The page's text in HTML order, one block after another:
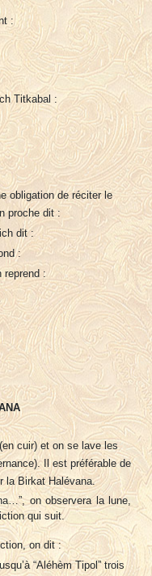
:
Titkabal :
obligation de réciter le
proche dit :
dit :
:
reprend :
cuir) et on se lave les
Il est préférable de
la Birkat Halévana.
on observera la lune,
qui suit.
on dit :
“Aléhèm Tipol” trois